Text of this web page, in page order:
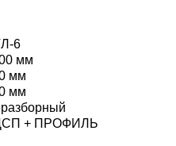
6
мм
мм
мм
+ ПРОФИЛЬ